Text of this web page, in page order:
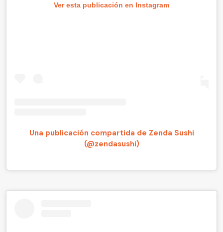
Ver esta publicación en Instagram
Una publicación compartida de Zenda Sushi
(@zendasushi)